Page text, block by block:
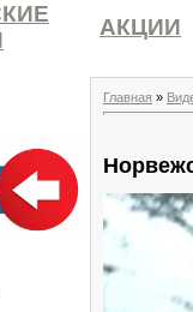
АКЦИИ
Главная »